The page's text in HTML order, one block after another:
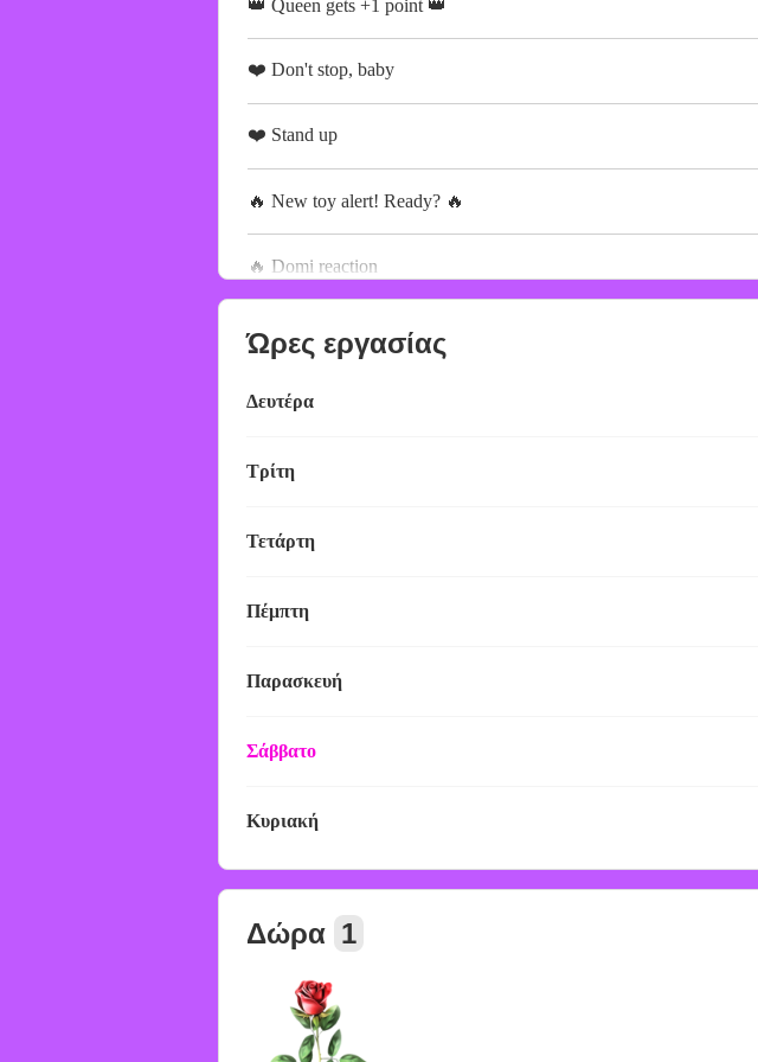
👑 Queen gets +1 point 👑
❤️ Don't stop, baby
❤️ Stand up
🔥 New toy alert! Ready? 🔥
🔥 Domi reaction
Ώρες εργασίας
Δευτέρα
Τρίτη
Τετάρτη
Πέμπτη
Παρασκευή
Σάββατο
Κυριακή
Δώρα 1